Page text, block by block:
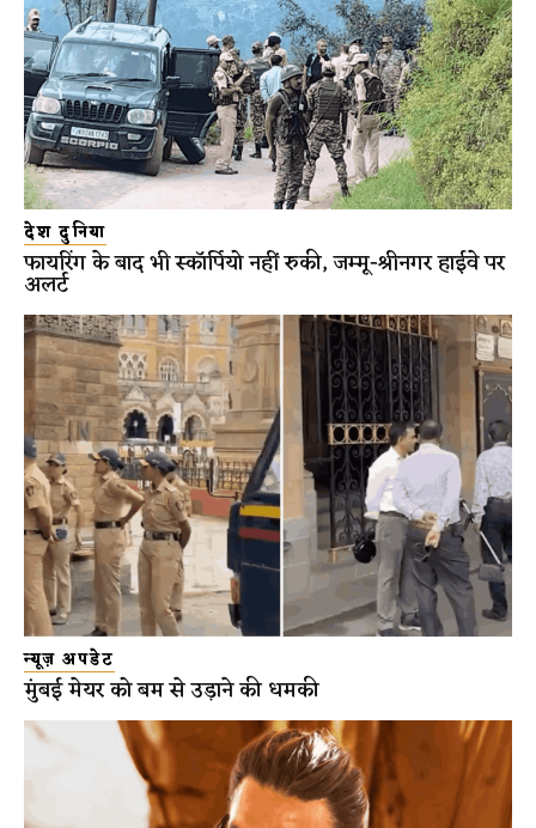
देश दुनिया
फायरिंग के बाद भी स्कॉर्पियो नहीं रुकी, जम्मू-श्रीनगर हाईवे पर
अलर्ट
न्यूज़ अपडेट
मुंबई मेयर को बम से उड़ाने की धमकी